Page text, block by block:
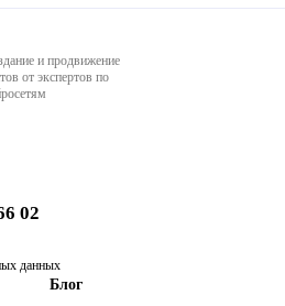
и продвижение
от экспертов по
02
данных
Блог